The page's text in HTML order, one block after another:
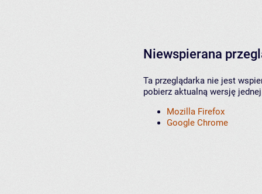
Niewspierana
Ta przeglądarka nie jest
pobierz aktualną wersję
Mozilla Firefox
Google Chrome